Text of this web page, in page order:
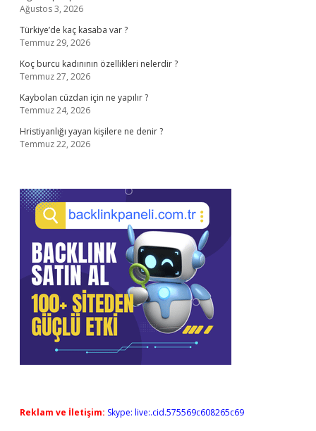
Ağustos 3, 2026
Türkiye’de kaç kasaba var ?
Temmuz 29, 2026
Koç burcu kadınının özellikleri nelerdir ?
Temmuz 27, 2026
Kaybolan cüzdan için ne yapılır ?
Temmuz 24, 2026
Hristiyanlığı yayan kişilere ne denir ?
Temmuz 22, 2026
Reklam ve İletişim: Skype: live:.cid.575569c608265c69